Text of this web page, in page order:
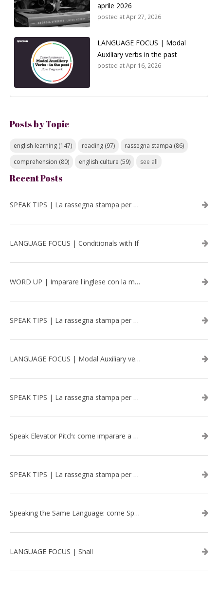
aprile 2026
posted atApr 27, 2026
LANGUAGE FOCUS | Modal
Auxiliary verbs in the past
posted atApr 16, 2026
Posts by Topic
english learning (147) reading (97) rassegna stampa (86)
comprehension (80) english culture (59) see all
Recent Posts
SPEAK TIPS | La rassegna stampa per migliorare l’inglese - luglio 2026
LANGUAGE FOCUS | Conditionals with If
WORD UP | Imparare l'inglese con la musica: David Bowie
SPEAK TIPS | La rassegna stampa per migliorare l’inglese - aprile 2026
LANGUAGE FOCUS | Modal Auxiliary verbs in the past
SPEAK TIPS | La rassegna stampa per migliorare l’inglese - marzo 2026
Speak Elevator Pitch: come imparare a gestire una presentazione in inglese
SPEAK TIPS | La rassegna stampa per migliorare l’inglese - febbraio 2026
Speaking the Same Language: come Speak aiuta a rafforzare i team attraverso il Team Building in inglese
LANGUAGE FOCUS | Shall